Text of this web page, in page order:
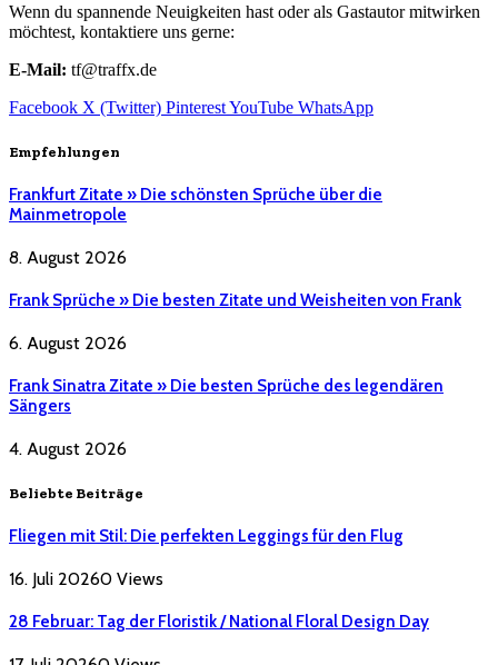
Wenn du spannende Neuigkeiten hast oder als Gastautor mitwirken
möchtest, kontaktiere uns gerne:
E-Mail: tf@traffx.de
Facebook X (Twitter) PinterestYouTube WhatsApp
Empfehlungen
Frankfurt Zitate » Die schönsten Sprüche über die
Mainmetropole
8. August 2026
Frank Sprüche » Die besten Zitate und Weisheiten von Frank
6. August 2026
Frank Sinatra Zitate » Die besten Sprüche des legendären
Sängers
4. August 2026
Beliebte Beiträge
Fliegen mit Stil: Die perfekten Leggings für den Flug
16. Juli 20260 Views
28 Februar: Tag der Floristik / National Floral Design Day